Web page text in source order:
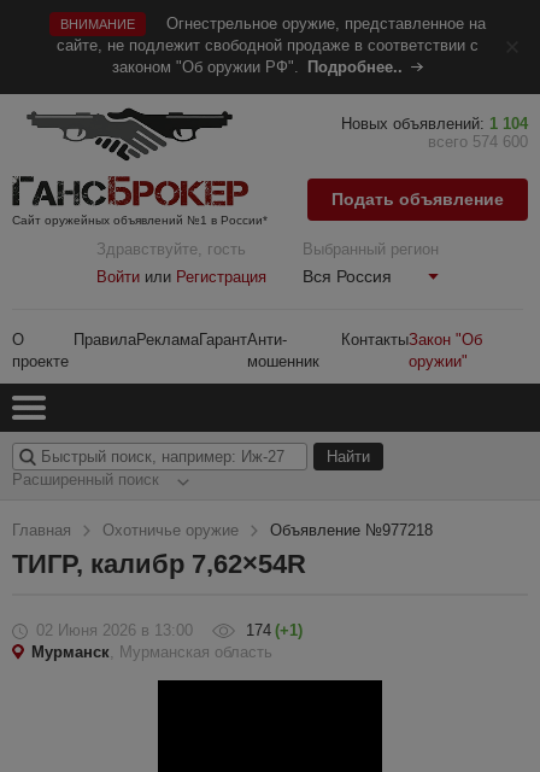
ВНИМАНИЕ
Огнестрельное оружие, представленное на
сайте, не подлежит свободной продаже в соответствии с
законом "Об оружии РФ".
Подробнее..
Сайт оружейных объявлений №1 в России*
Здравствуйте, гость
Войти или Регистрация
Выбранный регион
Вся Россия
О
проекте
ПравилаРекламаГарантАнти-
мошенник
КонтактыЗакон "Об
оружии"
Новых объявлений: 1 104
всего 574 600
Подать объявление
Расширенный поиск
Главная Охотничье оружие Объявление №977218
ТИГР, калибр 7,62×54R
02 Июня 2026 в 13:00 174 (+1)
Мурманск, Мурманская область